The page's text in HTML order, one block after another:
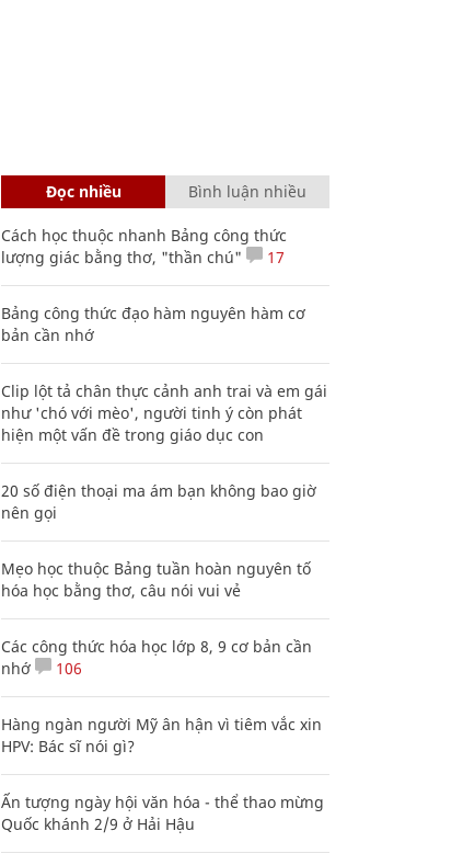
Đọc nhiều Bình luận nhiều
Cách học thuộc nhanh Bảng công thức
lượng giác bằng thơ, "thần chú"
17
Bảng công thức đạo hàm nguyên hàm cơ
bản cần nhớ
Clip lột tả chân thực cảnh anh trai và em gái
như 'chó với mèo', người tinh ý còn phát
hiện một vấn đề trong giáo dục con
20 số điện thoại ma ám bạn không bao giờ
nên gọi
Mẹo học thuộc Bảng tuần hoàn nguyên tố
hóa học bằng thơ, câu nói vui vẻ
Các công thức hóa học lớp 8, 9 cơ bản cần
nhớ
106
Hàng ngàn người Mỹ ân hận vì tiêm vắc xin
HPV: Bác sĩ nói gì?
Ấn tượng ngày hội văn hóa - thể thao mừng
Quốc khánh 2/9 ở Hải Hậu